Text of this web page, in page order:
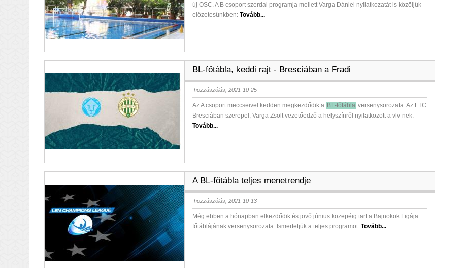
új OSC. A B csoport szerdai programja mellett Varga Dániel nyilatkozatát is közöljük
előzetesünkben:Tovább...
BL-főtábla, keddi rajt - Bresciában a Fradi
hozzászólás, 2021-10-25
Az A csoport meccseivel kedden megkezdődik a BL-főtábla versenysorozata. Az FTC
Bresciában szerepel, Varga Zsolt vezetőedző a helyszínről nyilatkozott a vlv-nek:
Tovább...
A BL-főtábla teljes menetrendje
hozzászólás, 2021-10-13
Még ebben a hónapban elkezdődik és jövő június közepéig tart a Bajnokok Ligája
főtáblájának versenysorozata. Ismertetjük a teljes programot.Tovább...